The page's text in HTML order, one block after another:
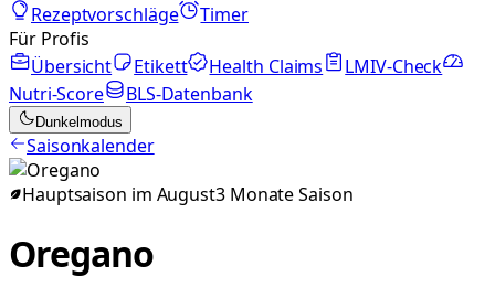
Rezeptvorschläge
Timer
Für Profis
Übersicht
Etikett Health Claims
LMIV-Check
Nutri-Score
BLS-Datenbank
Dunkelmodus
Saisonkalender
Hauptsaison im August3 MonateSaison
Oregano